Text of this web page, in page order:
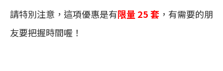
請特別注意，這項優惠是有限量 25 套 ，有需要的朋
友要把握時間喔！